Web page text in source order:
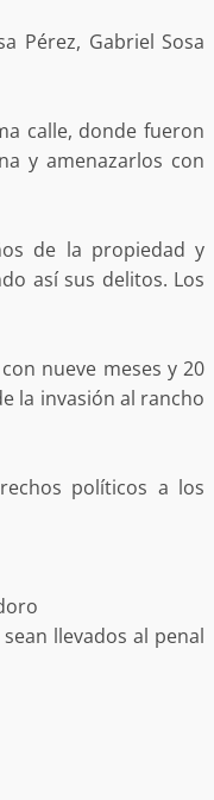
Pérez, Gabriel Sosa
calle, donde fueron
y amenazarlos con
de la propiedad y
así sus delitos. Los
nueve meses y 20
la invasión al rancho
políticos a los
llevados al penal